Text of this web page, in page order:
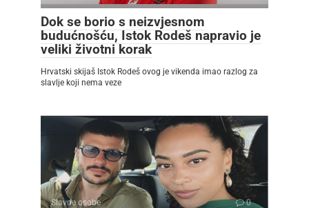
Dok se borio s neizvjesnom
budućnošću, Istok Rodeš napravio je
veliki životni korak
Hrvatski skijaš Istok Rodeš ovog je vikenda imao razlog za
slavlje koji nema veze
Slavne osobe 0